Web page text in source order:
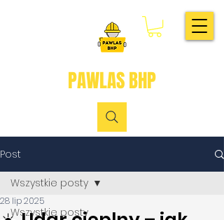
PAWLAS BHP
Post
Wszystkie posty
Wszystkie posty
28 lip 2025